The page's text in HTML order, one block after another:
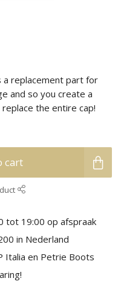
a replacement part for
and so you create a
the entire cap!
cart
tot 19:00 op afspraak
in Nederland
Italia en Petrie Boots